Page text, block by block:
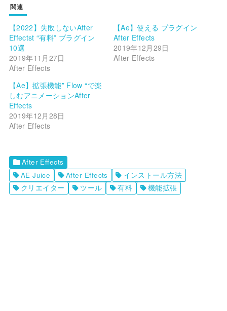
関連
【2022】失敗しないAfter
Effectst “有料” プラグイン
10選
2019年11月27日
After Effects
【Ae】使える プラグイン
After Effects
2019年12月29日
After Effects
【Ae】拡張機能” Flow “で楽
しむアニメーションAfter
Effects
2019年12月28日
After Effects
After Effects
AE Juice
After Effects
インストール方法
クリエイター
ツール 有料 機能拡張